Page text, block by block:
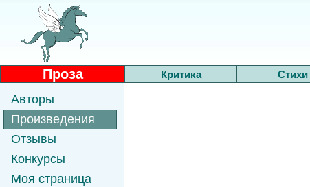
Проза Критика Стихи
Авторы
Произведения
Отзывы
Конкурсы
Моя страница